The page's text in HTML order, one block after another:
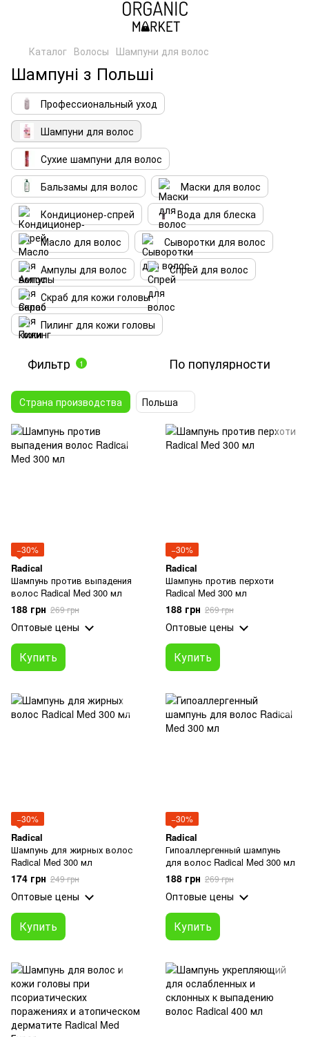
Каталог Волосы Шампуни для волос
Шампуні з Польші
Профессиональный уход
Шампуни для волос
Сухие шампуни для волос
Бальзамы для волос
Маски для волос
Кондиционер-спрей
Вода для блеска
Масло для волос
Сыворотки для волос
Ампулы для волос
Спрей для волос
Скраб для кожи головы
Пилинг для кожи головы
Фильтр 1 По популярности
Страна производства Польша
−30%
Radical
Шампунь против выпадения
волос Radical Med 300 мл
188 грн 269 грн
Оптовые цены
Купить
−30%
Radical
Шампунь против перхоти
Radical Med 300 мл
188 грн 269 грн
Оптовые цены
Купить
−30%
Radical
Шампунь для жирных волос
Radical Med 300 мл
174 грн 249 грн
Оптовые цены
Купить
−30%
Radical
Гипоаллергенный шампунь
для волос Radical Med 300 мл
188 грн 269 грн
Оптовые цены
Купить